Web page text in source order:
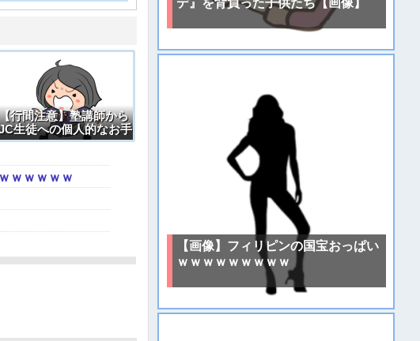
行間注意】塾講師から
生徒への個人的なお手
→
ｗｗｗｗｗ
デ』を背負った子供たち【画像】
【画像】フィリピンの国宝おっぱい
ｗｗｗｗｗｗｗｗｗ